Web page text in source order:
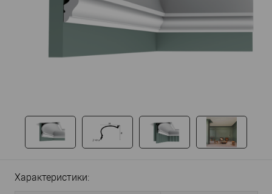
Характеристики: